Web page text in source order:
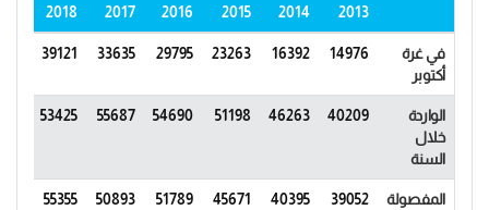
2013
2014
2015
2016
2017
2018
في غرة
أكتوبر
14976
16392
23263
29795
33635
39121
الواردة
خلال
السنة
40209
46263
51198
54690
55687
53425
المفصولة
39052
40395
45671
51789
50893
55355